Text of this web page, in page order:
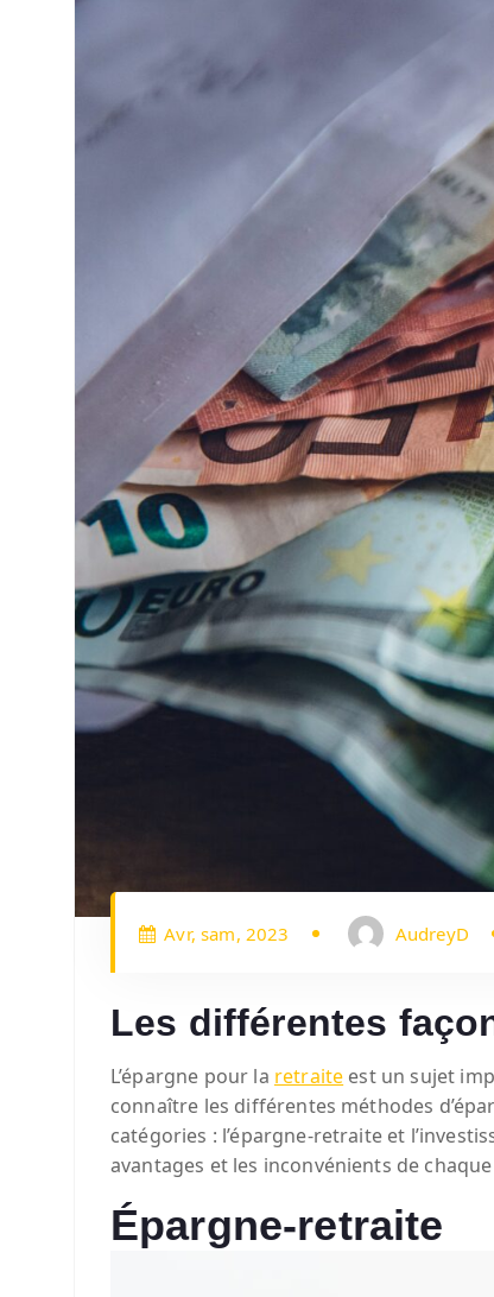
Avr, sam, 2023 AudreyD
Les différentes
L’épargne pour la retraite est un sujet
connaître les différentes méthodes
catégories : l’épargne-retraite et
avantages et les inconvénients de
Épargne-retraite